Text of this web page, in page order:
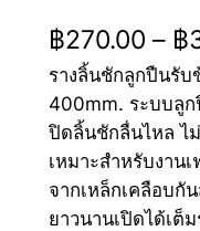
฿270.00 – ฿
รางลิ้นชักลูกปืนรั
400mm. ระบบลู
ปิดลิ้นชักลื่นไหล ไ
เหมาะสำหรับงาน
จากเหล็กเคลือบกั
ยาวนานเปิดได้เต็